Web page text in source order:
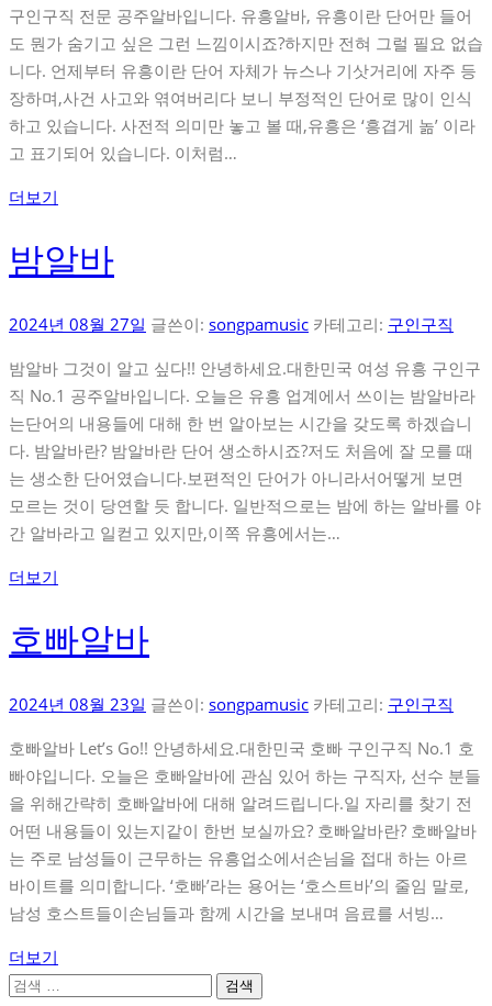
구인구직 전문 공주알바입니다. 유흥알바, 유흥이란 단어만 들어
도 뭔가 숨기고 싶은 그런 느낌이시죠?하지만 전혀 그럴 필요 없습
니다. 언제부터 유흥이란 단어 자체가 뉴스나 기삿거리에 자주 등
장하며,사건 사고와 엮여버리다 보니 부정적인 단어로 많이 인식
하고 있습니다. 사전적 의미만 놓고 볼 때,유흥은 ‘흥겹게 놂’ 이라
고 표기되어 있습니다. 이처럼…
더보기
밤알바
2024년 08월 27일 글쓴이: songpamusic 카테고리: 구인구직
밤알바 그것이 알고 싶다!! 안녕하세요.대한민국 여성 유흥 구인구
직 No.1 공주알바입니다. 오늘은 유흥 업계에서 쓰이는 밤알바라
는단어의 내용들에 대해 한 번 알아보는 시간을 갖도록 하겠습니
다. 밤알바란? 밤알바란 단어 생소하시죠?저도 처음에 잘 모를 때
는 생소한 단어였습니다.보편적인 단어가 아니라서어떻게 보면
모르는 것이 당연할 듯 합니다. 일반적으로는 밤에 하는 알바를 야
간 알바라고 일컫고 있지만,이쪽 유흥에서는…
더보기
호빠알바
2024년 08월 23일 글쓴이: songpamusic 카테고리: 구인구직
호빠알바 Let’s Go!! 안녕하세요.대한민국 호빠 구인구직 No.1 호
빠야입니다. 오늘은 호빠알바에 관심 있어 하는 구직자, 선수 분들
을 위해간략히 호빠알바에 대해 알려드립니다.일 자리를 찾기 전
어떤 내용들이 있는지같이 한번 보실까요? 호빠알바란? 호빠알바
는 주로 남성들이 근무하는 유흥업소에서손님을 접대 하는 아르
바이트를 의미합니다. ‘호빠’라는 용어는 ‘호스트바’의 줄임 말로,
남성 호스트들이손님들과 함께 시간을 보내며 음료를 서빙…
더보기
검